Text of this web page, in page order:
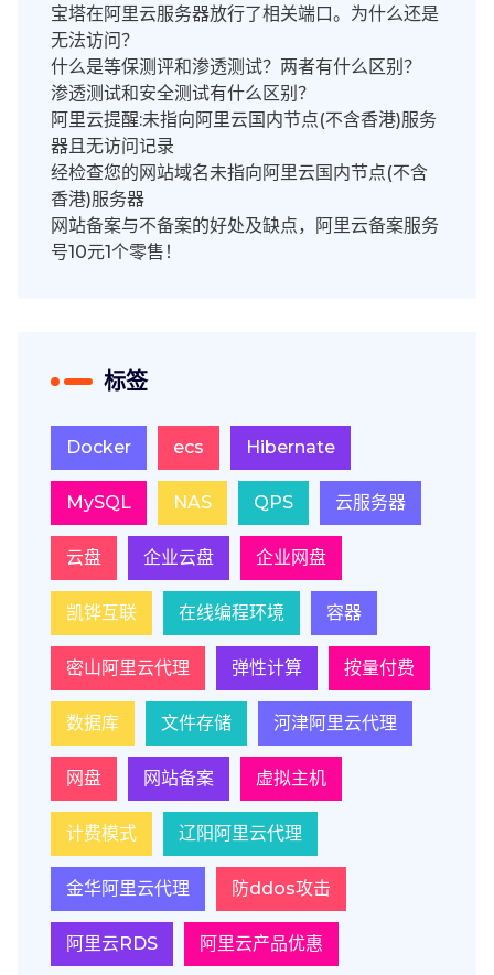
宝塔在阿里云服务器放行了相关端口。为什么还是
无法访问？
什么是等保测评和渗透测试？两者有什么区别？
渗透测试和安全测试有什么区别？
阿里云提醒:未指向阿里云国内节点(不含香港)服务
器且无访问记录
经检查您的网站域名未指向阿里云国内节点(不含
香港)服务器
网站备案与不备案的好处及缺点，阿里云备案服务
号10元1个零售！
标签
Docker ecs Hibernate
MySQL NAS QPS 云服务器
云盘 企业云盘 企业网盘
凯铧互联 在线编程环境 容器
密山阿里云代理 弹性计算 按量付费
数据库 文件存储 河津阿里云代理
网盘 网站备案 虚拟主机
计费模式 辽阳阿里云代理
金华阿里云代理 防ddos攻击
阿里云RDS 阿里云产品优惠